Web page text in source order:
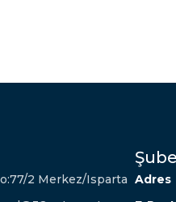
2 Merkez/Isparta Adres